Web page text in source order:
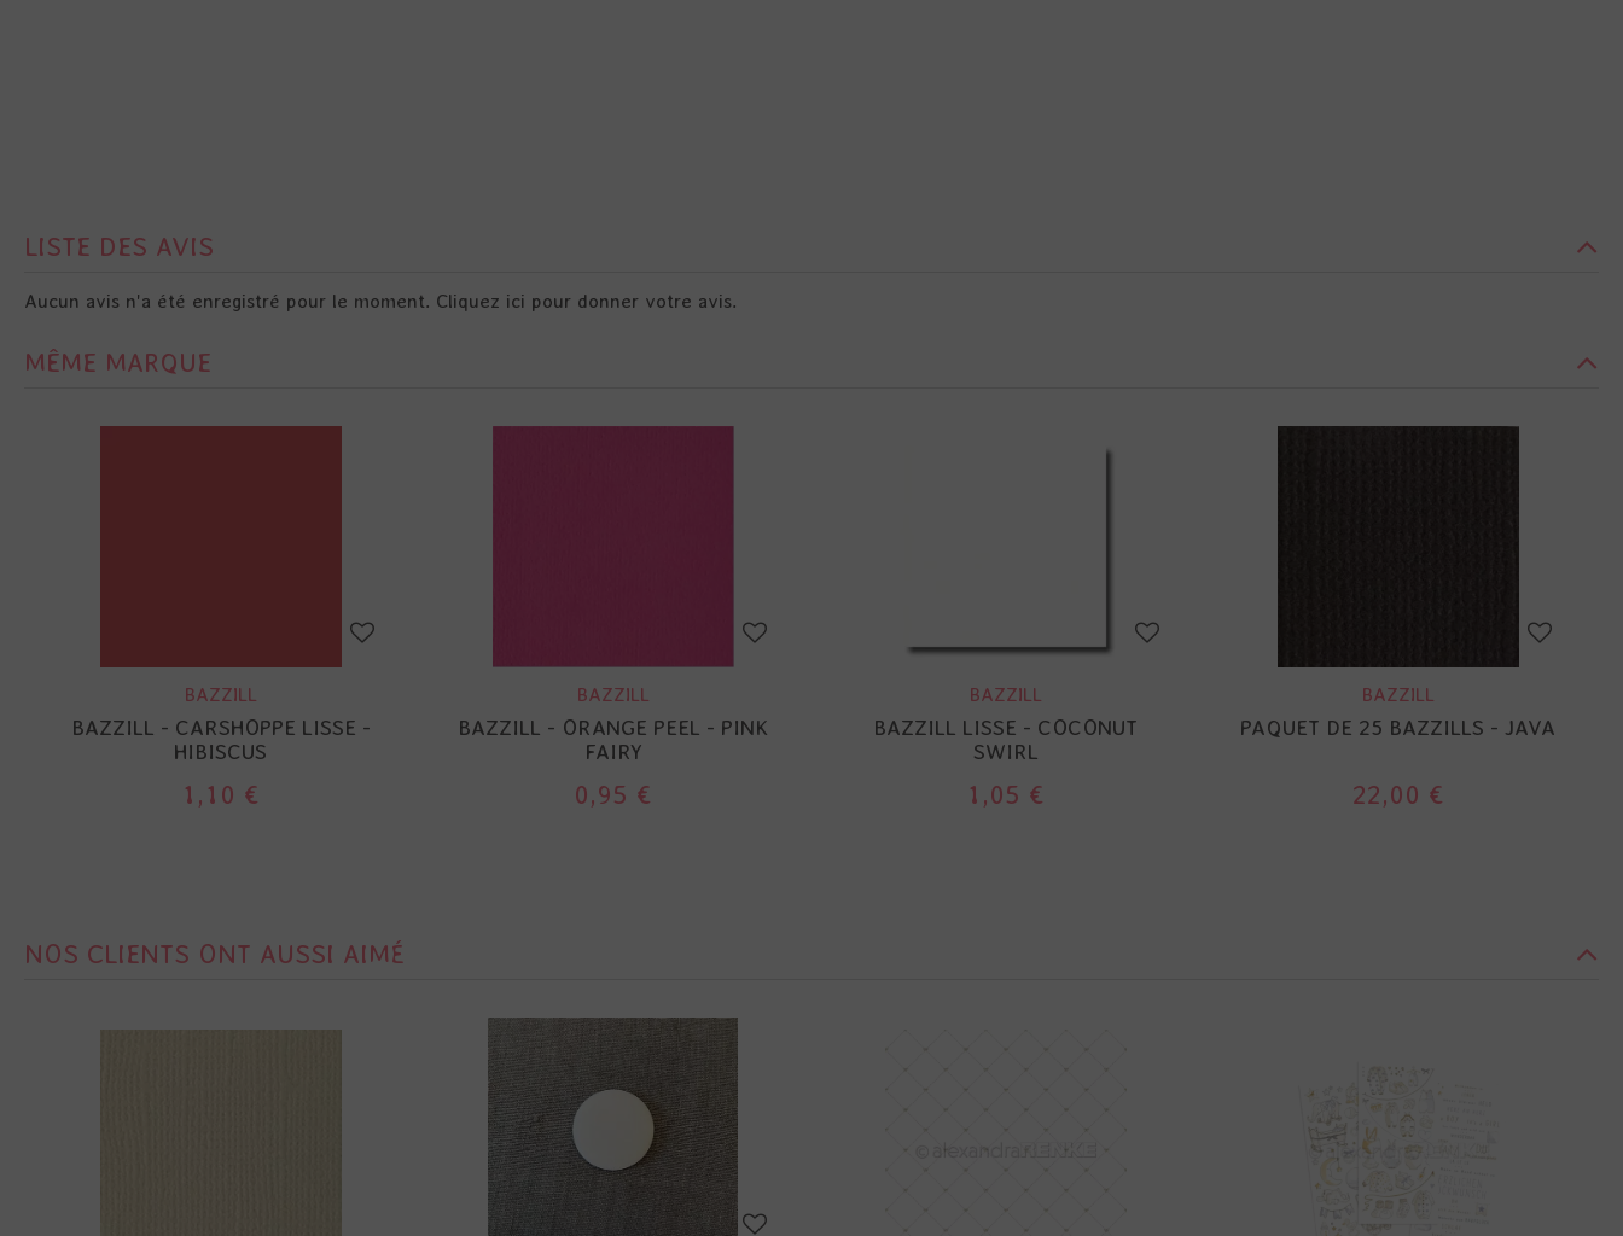
LISTE DES AVIS
Aucun avis n'a été enregistré pour le moment. Cliquez ici pour donner votre avis.
MÊME MARQUE
BAZZILL
BAZZILL - CARSHOPPE LISSE -
HIBISCUS
1,10 €
BAZZILL
BAZZILL - ORANGE PEEL - PINK
FAIRY
0,95 €
BAZZILL
BAZZILL LISSE - COCONUT
SWIRL
1,05 €
BAZZILL
PAQUET DE 25 BAZZILLS - JAVA
22,00 €
NOS CLIENTS ONT AUSSI AIMÉ